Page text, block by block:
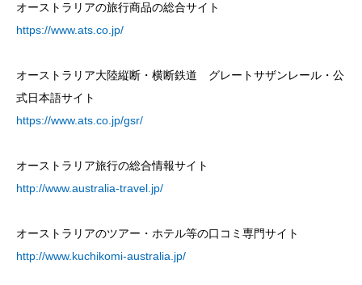
オーストラリアの旅行商品の総合サイト
https://www.ats.co.jp/
オーストラリア大陸縦断・横断鉄道 グレートサザンレール・公
式日本語サイト
https://www.ats.co.jp/gsr/
オーストラリア旅行の総合情報サイト
http://www.australia-travel.jp/
オーストラリアのツアー・ホテル等の口コミ専門サイト
http://www.kuchikomi-australia.jp/